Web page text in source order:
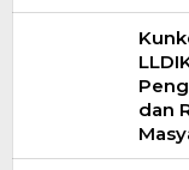
dan